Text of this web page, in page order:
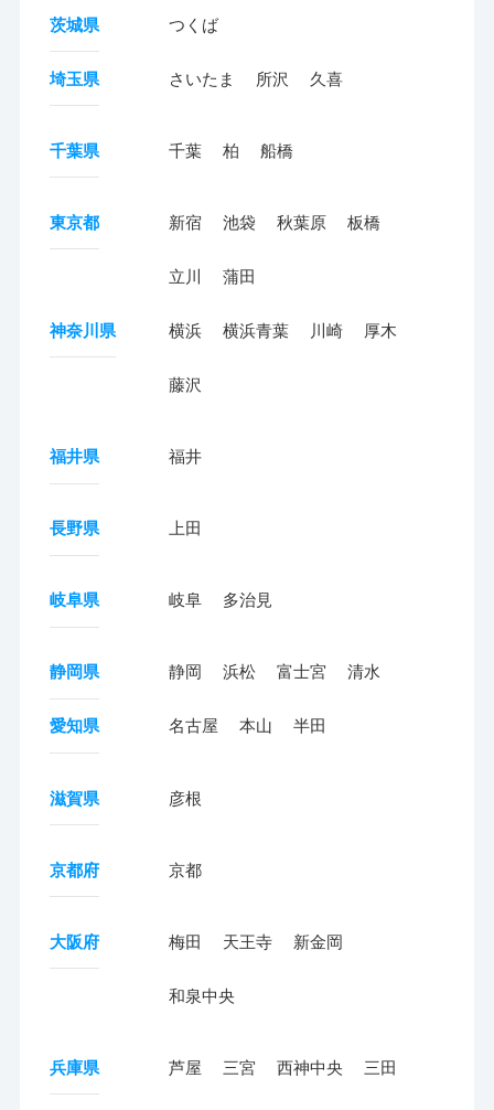
茨城県 つくば
埼玉県 さいたま 所沢 久喜
千葉県 千葉 柏 船橋
東京都 新宿 池袋 秋葉原 板橋
立川 蒲田
神奈川県 横浜 横浜青葉 川崎 厚木
藤沢
福井県 福井
長野県 上田
岐阜県 岐阜 多治見
静岡県 静岡 浜松 富士宮 清水
愛知県 名古屋 本山 半田
滋賀県 彦根
京都府 京都
大阪府 梅田 天王寺 新金岡
和泉中央
兵庫県 芦屋 三宮 西神中央 三田